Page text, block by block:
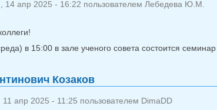
14 апр 2025 - 16:22 пользователем Лебедева Ю.М.
в 15:00 в зале ученого совета состоится
Козаков
11 апр 2025 - 11:25 пользователем DimaDD